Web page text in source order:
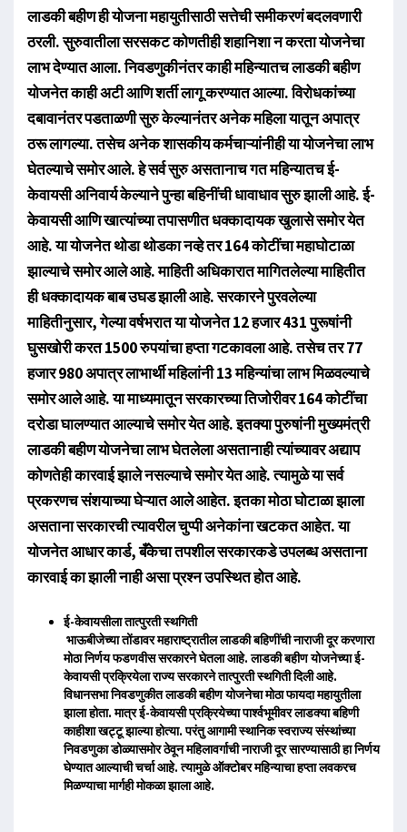
लाडकी बहीण ही योजना महायुतीसाठी सत्तेची समीकरणं बदलवणारी
ठरली. सुरुवातीला सरसकट कोणतीही शहानिशा न करता योजनेचा
लाभ देण्यात आला. निवडणुकीनंतर काही महिन्यातच लाडकी बहीण
योजनेत काही अटी आणि शर्ती लागू करण्यात आल्या. विरोधकांच्या
दबावानंतर पडताळणी सुरु केल्यानंतर अनेक महिला यातून अपात्र
ठरू लागल्या. तसेच अनेक शासकीय कर्मचाऱ्यांनीही या योजनेचा लाभ
घेतल्याचे समोर आले. हे सर्व सुरु असतानाच गत महिन्यातच ई-
केवायसी अनिवार्य केल्याने पुन्हा बहिनींची धावाधाव सुरु झाली आहे. ई-
केवायसी आणि खात्यांच्या तपासणीत धक्कादायक खुलासे समोर येत
आहे. या योजनेत थोडा थोडका नव्हे तर 164 कोटींचा महाघोटाळा
झाल्याचे समोर आले आहे. माहिती अधिकारात मागितलेल्या माहितीत
ही धक्कादायक बाब उघड झाली आहे. सरकारने पुरवलेल्या
माहितीनुसार, गेल्या वर्षभरात या योजनेत 12 हजार 431 पुरूषांनी
घुसखोरी करत 1500 रुपयांचा हप्ता गटकावला आहे. तसेच तर 77
हजार 980 अपात्र लाभार्थी महिलांनी 13 महिन्यांचा लाभ मिळवल्याचे
समोर आले आहे. या माध्यमातून सरकारच्या तिजोरीवर 164 कोटींचा
दरोडा घालण्यात आल्याचे समोर येत आहे. इतक्या पुरुषांनी मुख्यमंत्री
लाडकी बहीण योजनेचा लाभ घेतलेला असतानाही त्यांच्यावर अद्याप
कोणतेही कारवाई झाले नसल्याचे समोर येत आहे. त्यामुळे या सर्व
प्रकरणच संशयाच्या घेऱ्यात आले आहेत. इतका मोठा घोटाळा झाला
असताना सरकारची त्यावरील चुप्पी अनेकांना खटकत आहेत. या
योजनेत आधार कार्ड, बँकेचा तपशील सरकारकडे उपलब्ध असताना
कारवाई का झाली नाही असा प्रश्न उपस्थित होत आहे.
ई-केवायसीला तात्पुरती स्थगिती
भाऊबीजेच्या तोंडावर महाराष्ट्रातील लाडकी बहिणींची नाराजी दूर करणारा
मोठा निर्णय फडणवीस सरकारने घेतला आहे. लाडकी बहीण योजनेच्या ई-
केवायसी प्रक्रियेला राज्य सरकारने तात्पुरती स्थगिती दिली आहे.
विधानसभा निवडणुकीत लाडकी बहीण योजनेचा मोठा फायदा महायुतीला
झाला होता. मात्र ई-केवायसी प्रक्रियेच्या पार्श्वभूमीवर लाडक्या बहिणी
काहीशा खट्टू झाल्या होत्या. परंतु आगामी स्थानिक स्वराज्य संस्थांच्या
निवडणुका डोळ्यासमोर ठेवून महिलावर्गाची नाराजी दूर सारण्यासाठी हा निर्णय
घेण्यात आल्याची चर्चा आहे. त्यामुळे ऑक्टोबर महिन्याचा हप्ता लवकरच
मिळण्याचा मार्गही मोकळा झाला आहे.